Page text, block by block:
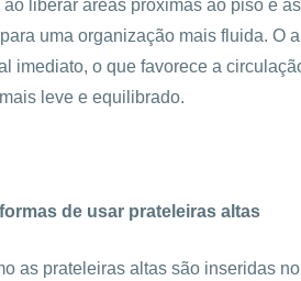
liberar áreas próximas ao piso e
uma organização mais fluida. O
imediato, o que favorece a
leve e equilibrado.
de usar prateleiras altas
as prateleiras altas são inseridas